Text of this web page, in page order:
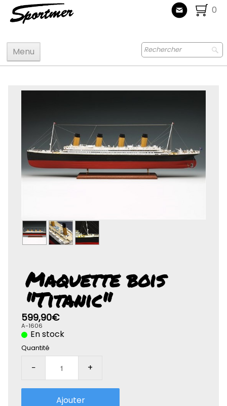
0
Menu
Maquettes
Peinture
Radiocommande
Rolife-3D
Maquette bois
"Titanic"
599,90€
A-1606
En stock
Quantité
− +
Ajouter